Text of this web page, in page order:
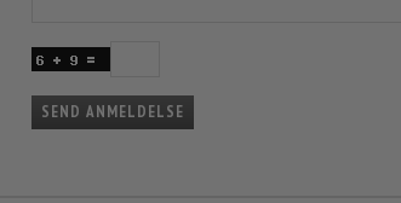
SEND ANMELDELSE